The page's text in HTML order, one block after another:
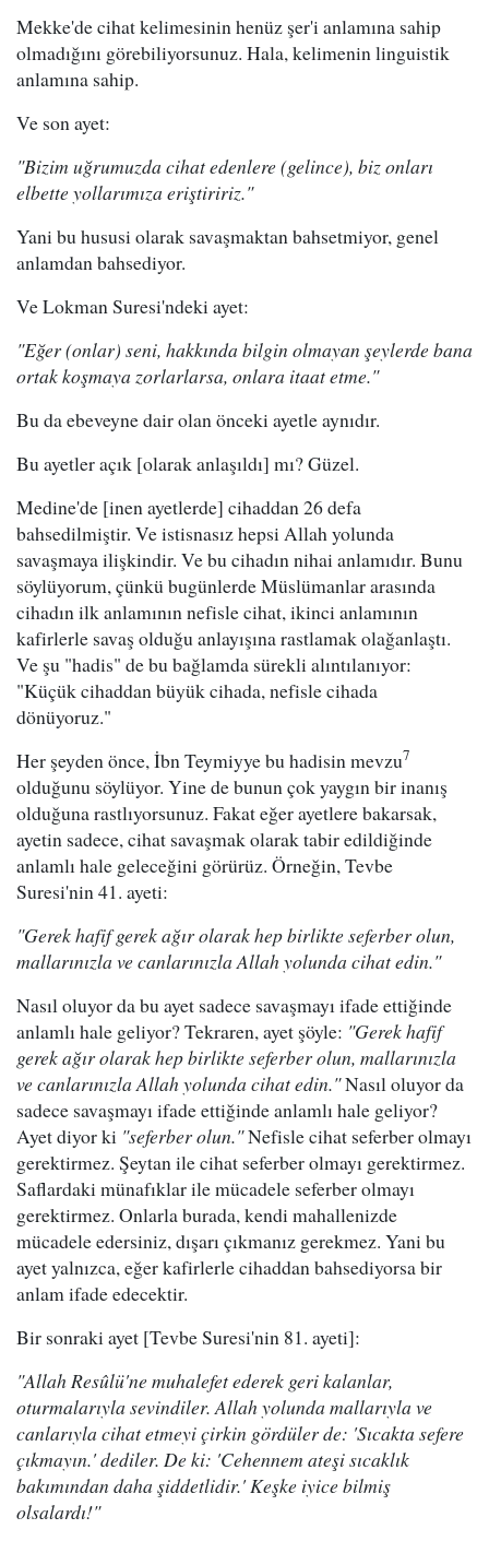
Mekke'de cihat kelimesinin henüz şer'i anlamına sahip
olmadığını görebiliyorsunuz. Hala, kelimenin linguistik
anlamına sahip.
Ve son ayet:
"Bizim uğrumuzda cihat edenlere (gelince), biz onları
elbette yollarımıza eriştiririz."
Yani bu hususi olarak savaşmaktan bahsetmiyor, genel
anlamdan bahsediyor.
Ve Lokman Suresi'ndeki ayet:
"Eğer (onlar) seni, hakkında bilgin olmayan şeylerde bana
ortak koşmaya zorlarlarsa, onlara itaat etme."
Bu da ebeveyne dair olan önceki ayetle aynıdır.
Bu ayetler açık [olarak anlaşıldı] mı? Güzel.
Medine'de [inen ayetlerde] cihaddan 26 defa
bahsedilmiştir. Ve istisnasız hepsi Allah yolunda
savaşmaya ilişkindir. Ve bu cihadın nihai anlamıdır. Bunu
söylüyorum, çünkü bugünlerde Müslümanlar arasında
cihadın ilk anlamının nefisle cihat, ikinci anlamının
kafirlerle savaş olduğu anlayışına rastlamak olağanlaştı.
Ve şu "hadis" de bu bağlamda sürekli alıntılanıyor:
"Küçük cihaddan büyük cihada, nefisle cihada
dönüyoruz."
Her şeyden önce, İbn Teymiyye bu hadisin mevzu7
olduğunu söylüyor. Yine de bunun çok yaygın bir inanış
olduğuna rastlıyorsunuz. Fakat eğer ayetlere bakarsak,
ayetin sadece, cihat savaşmak olarak tabir edildiğinde
anlamlı hale geleceğini görürüz. Örneğin, Tevbe
Suresi'nin 41. ayeti:
"Gerek hafif gerek ağır olarak hep birlikte seferber olun,
mallarınızla ve canlarınızla Allah yolunda cihat edin."
Nasıl oluyor da bu ayet sadece savaşmayı ifade ettiğinde
anlamlı hale geliyor? Tekraren, ayet şöyle: "Gerek hafif
gerek ağır olarak hep birlikte seferber olun, mallarınızla
ve canlarınızla Allah yolunda cihat edin."Nasıl oluyor da
sadece savaşmayı ifade ettiğinde anlamlı hale geliyor?
Ayet diyor ki "seferber olun."Nefisle cihat seferber olmayı
gerektirmez. Şeytan ile cihat seferber olmayı gerektirmez.
Saflardaki münafıklar ile mücadele seferber olmayı
gerektirmez. Onlarla burada, kendi mahallenizde
mücadele edersiniz, dışarı çıkmanız gerekmez. Yani bu
ayet yalnızca, eğer kafirlerle cihaddan bahsediyorsa bir
anlam ifade edecektir.
Bir sonraki ayet [Tevbe Suresi'nin 81. ayeti]:
"Allah Resûlü'ne muhalefet ederek geri kalanlar,
oturmalarıyla sevindiler. Allah yolunda mallarıyla ve
canlarıyla cihat etmeyi çirkin gördüler de: 'Sıcakta sefere
çıkmayın.' dediler. De ki: 'Cehennem ateşi sıcaklık
bakımından daha şiddetlidir.' Keşke iyice bilmiş
olsalardı!"